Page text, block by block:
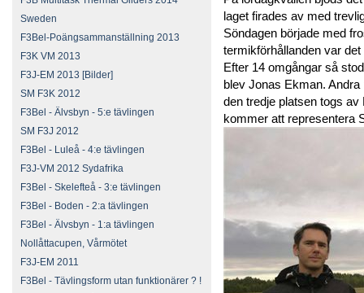
Sweden
F3Bel-Poängsammanställning 2013
F3K VM 2013
F3J-EM 2013 [Bilder]
SM F3K 2012
F3Bel - Älvsbyn - 5:e tävlingen
SM F3J 2012
F3Bel - Luleå - 4:e tävlingen
F3J-VM 2012 Sydafrika
F3Bel - Skelefteå - 3:e tävlingen
F3Bel - Boden - 2:a tävlingen
F3Bel - Älvsbyn - 1:a tävlingen
Nollåttacupen, Vårmötet
F3J-EM 2011
F3Bel - Tävlingsform utan funktionärer ? !
laget firades av med
Söndagen började med
termikförhållanden var
Efter 14 omgångar så
blev Jonas Ekman.
den tredje platsen togs
kommer att representera